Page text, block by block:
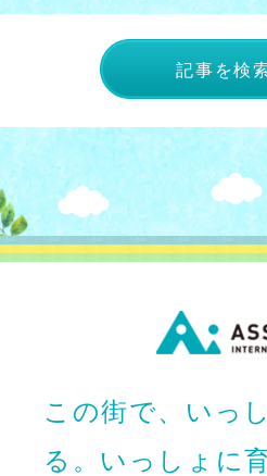
記事を検
この街で、いっ
る。いっしょに育